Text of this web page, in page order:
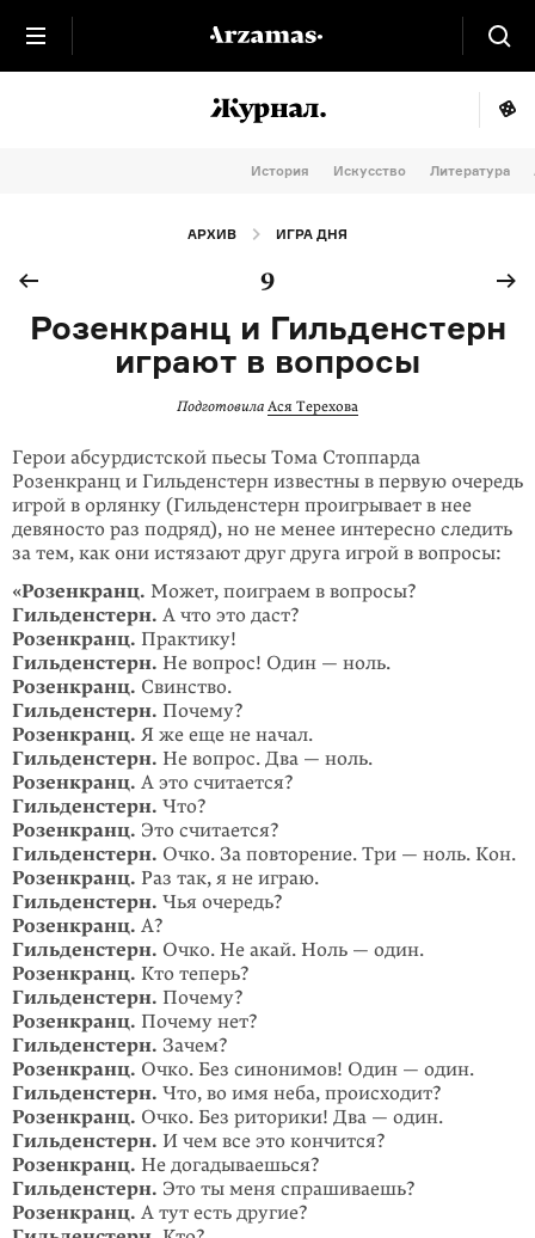
История Искусство Литература
АРХИВ ИГРА ДНЯ
9
Розенкранц и Гильденстерн
играют в вопросы
Подготовила Ася Терехова
Герои абсурдистской пьесы Тома Стоппарда
Розенкранц и Гильден­стерн из­вестны в первую очередь
игрой в орлянку (Гильден­стерн проигрывает в нее
девяносто раз подряд), но не менее интересно следить
за тем, как они истязают друг друга игрой в вопросы:
«Розенкранц. Может, поиграем в вопросы?
Гильденстерн. А что это даст?
Розенкранц. Практику!
Гильденстерн. Не вопрос! Один — ноль.
Розенкранц. Свинство.
Гильденстерн. Почему?
Розенкранц. Я же еще не начал.
Гильденстерн. Не вопрос. Два — ноль.
Розенкранц. А это считается?
Гильденстерн. Что?
Розенкранц. Это считается?
Гильденстерн. Очко. За повторение. Три — ноль. Кон.
Розенкранц. Раз так, я не играю.
Гильденстерн. Чья очередь?
Розенкранц. А?
Гильденстерн. Очко. Не акай. Ноль — один.
Розенкранц. Кто теперь?
Гильденстерн. Почему?
Розенкранц. Почему нет?
Гильденстерн. Зачем?
Розенкранц. Очко. Без синонимов! Один — один.
Гильденстерн. Что, во имя неба, происходит?
Розенкранц. Очко. Без риторики! Два — один.
Гильденстерн. И чем все это кончится?
Розенкранц. Не догадываешься?
Гильденстерн. Это ты меня спрашиваешь?
Розенкранц. А тут есть другие?